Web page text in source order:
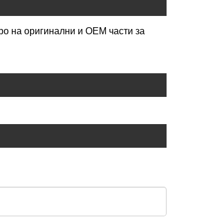
на оригинални и OEM части за